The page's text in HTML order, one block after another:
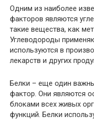
Одним из наиболее
факторов являются
такие вещества, как
Углеводороды
используются в
лекарств и других
Белки – еще один
фактор. Они являются
блоками всех живых
функций. Белки